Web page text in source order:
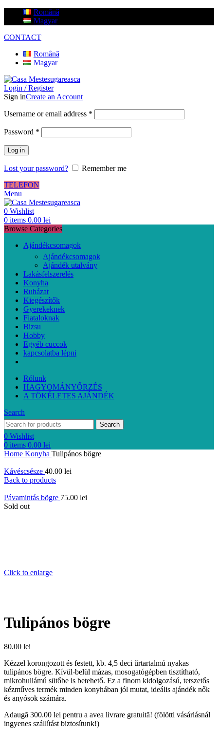
Română
Magyar
CONTACT
Română
Magyar
Login / Register
Sign inCreate an Account
Username or email address *
Password *
Log in
Lost your password?
Remember me
TELEFON
Menu
0 Wishlist
0 items 0.00 lei
Browse Categories
Ajándékcsomagok
Ajándékcsomagok
Ajándék utalvány
Lakásfelszerelés
Konyha
Ruházat
Kiegészítők
Gyerekeknek
Fiataloknak
Bizsu
Hobby
Egyéb cuccok
kapcsolatba lépni
Rólunk
HAGYOMÁNYŐRZÉS
A TÖKÉLETES AJÁNDÉK
Search
Search
0 Wishlist
0 items 0.00 lei
Home Konyha Tulipános bögre
Kávéscsésze 40.00 lei
Back to products
Pávamintás bögre 75.00 lei
Sold out
Click to enlarge
Tulipános bögre
80.00 lei
Kézzel korongozott és festett, kb. 4,5 deci űrtartalmú nyakas
tulipános bögre. Kívül-belül mázas, mosogatógépben tisztítható,
mikrohullámú sütőbe is betehető. Ez a finom kidolgozású, tetszetős
kézműves termék minden konyhában jól mutat, ideális ajándék nők
és anyósok számára.
Adaugă 300.00 lei pentru a avea livrare gratuită! (fölötti vásárlásnál
ingyenes szállítást biztosítunk!)